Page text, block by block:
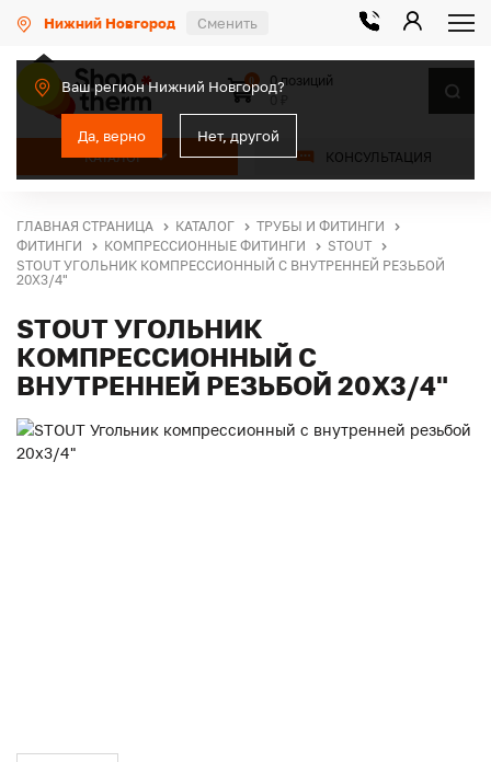
Нижний Новгород Сменить
Ваш регион Нижний Новгород?
Да, верно Нет, другой
КАТАЛОГ КОНСУЛЬТАЦИЯ
0
0 позиций
ГЛАВНАЯ СТРАНИЦА КАТАЛОГ
ТРУБЫ И ФИТИНГИ
ФИТИНГИ
КОМПРЕССИОННЫЕ ФИТИНГИ
STOUT
STOUT УГОЛЬНИК КОМПРЕССИОННЫЙ С ВНУТРЕННЕЙ РЕЗЬБОЙ
20Х3/4"
STOUT УГОЛЬНИК
КОМПРЕССИОННЫЙ С
ВНУТРЕННЕЙ РЕЗЬБОЙ 20Х3/4"